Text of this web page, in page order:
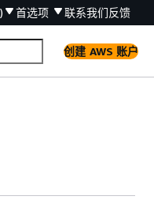
首选项 联系我们反馈
创建 AWS 账户